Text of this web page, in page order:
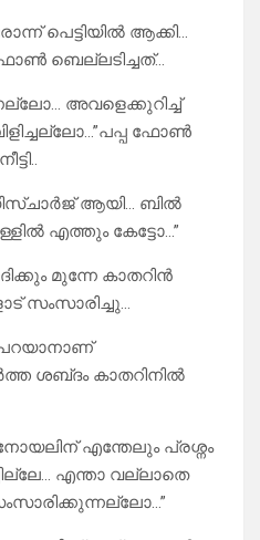
പെട്ടിയിൽ ആക്കി…
ബെല്ലടിച്ചത്…
അവളെക്കുറിച്ച്
ഫോൺ
ആയി… ബിൽ
എത്തും കേട്ടോ…”
മുന്നേ കാതറിൻ
സംസാരിച്ചു…
പറയാനാണ്
ശബ്‍ദം കാതറിനിൽ
എന്തേലും പ്രശ്നം
എന്താ വല്ലാതെ